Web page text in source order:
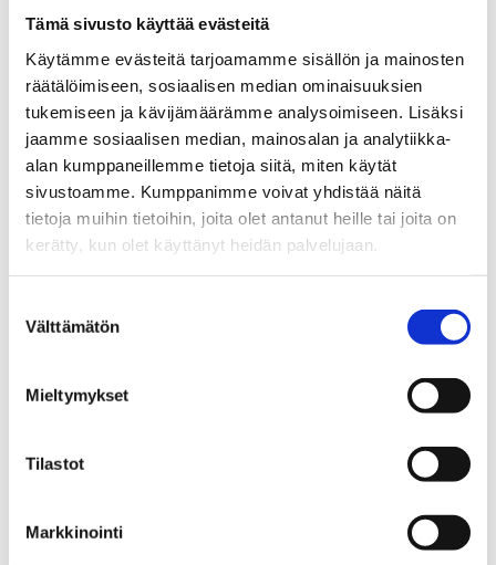
Tämä sivusto käyttää evästeitä
Käytämme evästeitä tarjoamamme sisällön ja mainosten
räätälöimiseen, sosiaalisen median ominaisuuksien
tukemiseen ja kävijämäärämme analysoimiseen. Lisäksi
jaamme sosiaalisen median, mainosalan ja analytiikka-
alan kumppaneillemme tietoja siitä, miten käytät
sivustoamme. Kumppanimme voivat yhdistää näitä
tietoja muihin tietoihin, joita olet antanut heille tai joita on
kerätty, kun olet käyttänyt heidän palvelujaan.
valinta
Välttämätön
Mieltymykset
Tilastot
Markkinointi
Hän laukoi SM-sarjassa maaleja lähes maali per
ottelu -tahtiin, 190 ottelussa 173 maalia.
Rannelaukauksen lisäksi Pulli kauhoi paljon osumia
myös rystypuolelta. Myös maajoukkueessa hänen
laukauksensa oli tehokas: 118 A-maaottelussa
syntyi 64 maalia. Lukema on vielä pitkän Leijonien
kaikkien aikojen tilaston kärkikymmenikössä.
Suomen parhaaksi jääkiekkoilijaksi 1960 valittu Pulli
pelasi viidet MM-kisat ja kaksi olympiaturnausta.
Koko uransa uskollisesti samaa seuraa edustanut
maalintekijä jätti kaukalot ikimuistoisesti: hänen
maalinsa varmisti kauden viimeisessä ottelussa SM-
SEURAAVA